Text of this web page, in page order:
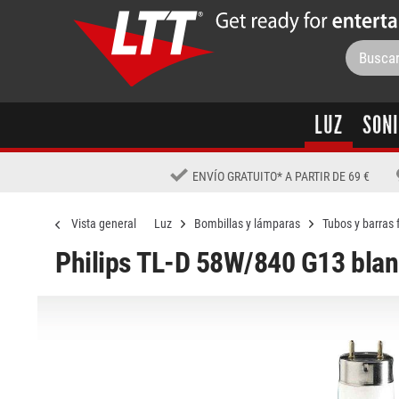
LUZ
ENVÍO GRATUITO* A PARTIR DE 69 €
Vista general Luz Bombillas y lámparas Tubos y barras
Philips TL-D 58W/840 G13